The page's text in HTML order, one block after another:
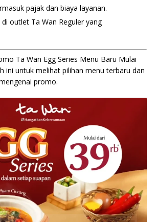
pajak dan biaya layanan.
outlet Ta Wan Reguler yang
Ta Wan Egg Series Menu Baru Mulai
ini untuk melihat pilihan menu terbaru dan
promo.